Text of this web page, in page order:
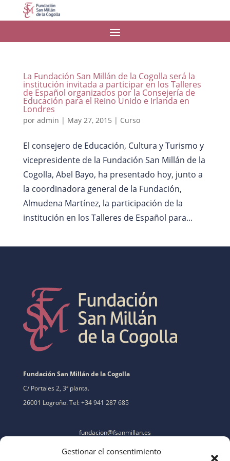
Gestionar el consentimiento
La Fundación San Millán de la Cogolla será la
institución invitada a participar en los Talleres
de Español organizados por la Consejería de
Educación para el Reino Unido e Irlanda en
Londres
por admin | May 27, 2015 | Curso
El consejero de Educación, Cultura y Turismo y
vicepresidente de la Fundación San Millán de la
Cogolla, Abel Bayo, ha presentado hoy, junto a
la coordinadora general de la Fundación,
Almudena Martínez, la participación de la
institución en los Talleres de Español para...
Fundación San Millán de la Cogolla
C/ Portales 2, 3ª planta.
26001 Logroño. Tel: +34 941 287 685
fundacion@fsanmillan.es